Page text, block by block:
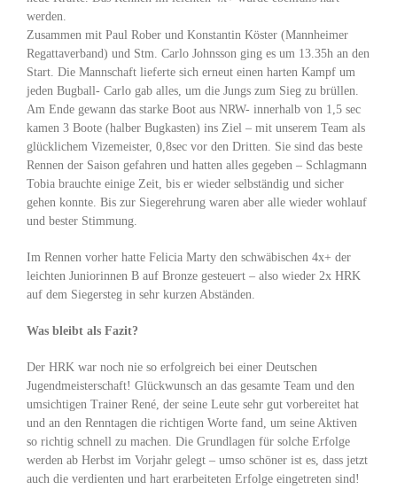
werden.
Zusammen mit Paul Rober und Konstantin Köster (Mannheimer
Regattaverband) und Stm. Carlo Johnsson ging es um 13.35h an den
Start. Die Mannschaft lieferte sich erneut einen harten Kampf um
jeden Bugball- Carlo gab alles, um die Jungs zum Sieg zu brüllen.
Am Ende gewann das starke Boot aus NRW- innerhalb von 1,5 sec
kamen 3 Boote (halber Bugkasten) ins Ziel – mit unserem Team als
glücklichem Vizemeister, 0,8sec vor den Dritten. Sie sind das beste
Rennen der Saison gefahren und hatten alles gegeben – Schlagmann
Tobia brauchte einige Zeit, bis er wieder selbständig und sicher
gehen konnte. Bis zur Siegerehrung waren aber alle wieder wohlauf
und bester Stimmung.
Im Rennen vorher hatte Felicia Marty den schwäbischen 4x+ der
leichten Juniorinnen B auf Bronze gesteuert – also wieder 2x HRK
auf dem Siegersteg in sehr kurzen Abständen.
Was bleibt als Fazit?
Der HRK war noch nie so erfolgreich bei einer Deutschen
Jugendmeisterschaft! Glückwunsch an das gesamte Team und den
umsichtigen Trainer René, der seine Leute sehr gut vorbereitet hat
und an den Renntagen die richtigen Worte fand, um seine Aktiven
so richtig schnell zu machen. Die Grundlagen für solche Erfolge
werden ab Herbst im Vorjahr gelegt – umso schöner ist es, dass jetzt
auch die verdienten und hart erarbeiteten Erfolge eingetreten sind!